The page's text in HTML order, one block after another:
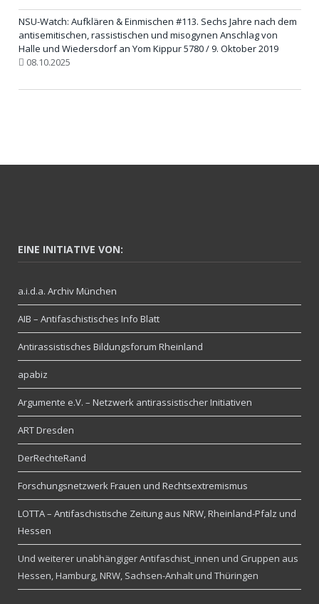
NSU-Watch: Aufklären & Einmischen #113. Sechs Jahre nach dem
antisemitischen, rassistischen und misogynen Anschlag von
Halle und Wiedersdorf an Yom Kippur 5780 / 9. Oktober 2019
08.10.2025
EINE INITIATIVE VON:
a.i.d.a. Archiv München
AIB – Antifaschistisches Info Blatt
Antirassistisches Bildungsforum Rheinland
apabiz
Argumente e.V. – Netzwerk antirassistischer Initiativen
ART Dresden
DerRechteRand
Forschungsnetzwerk Frauen und Rechtsextremismus
LOTTA – Antifaschistische Zeitung aus NRW, Rheinland-Pfalz und
Hessen
Und weiterer unabhängiger Antifaschist_innen und Gruppen aus
Hessen, Hamburg, NRW, Sachsen-Anhalt und Thüringen